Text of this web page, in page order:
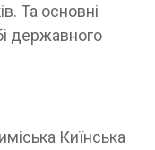
Та основні
державного
Киїнська